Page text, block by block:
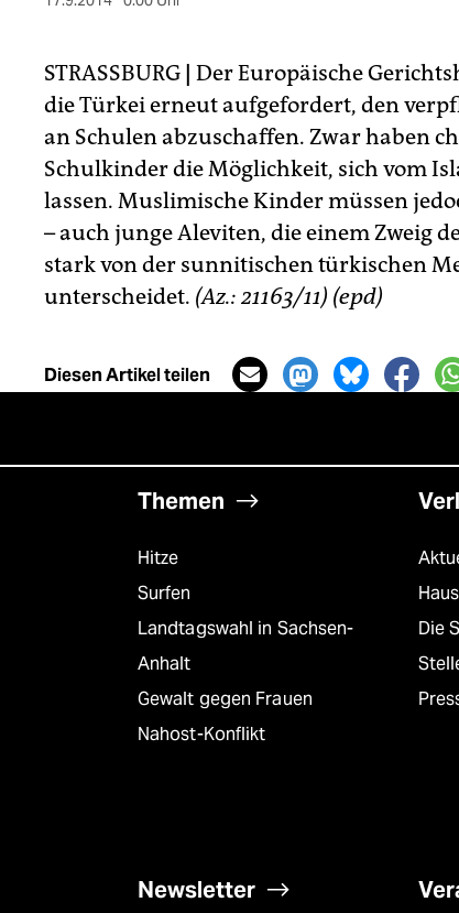
STRASSBURG | Der Europäische
die Türkei erneut aufgefordert, den
an Schulen abzuschaffen. Zwar haben
Schulkinder die Möglichkeit, sich vom
lassen. Muslimische Kinder müssen
– auch junge Aleviten, die einem Zweig
stark von der sunnitischen türkischen
unterscheidet. (Az.: 21163/11) (epd)
Diesen Artikel teilen
Themen
Hitze
Surfen
Landtagswahl in Sachsen-
Anhalt
Gewalt gegen Frauen
Nahost-Konflikt
Die
Newsletter